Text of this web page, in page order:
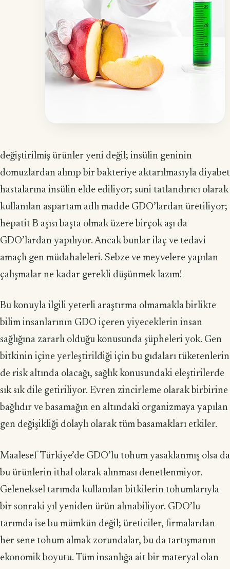
değiştirilmiş ürünler yeni değil; insülin geninin
domuzlardan alınıp bir bakteriye aktarılmasıyla diyabet
hastalarına insülin elde ediliyor; suni tatlandırıcı olarak
kullanılan aspartam adlı madde GDO’lardan üreti­liyor;
hepatit B aşısı başta olmak üzere birçok aşı da
GDO’lardan yapılıyor. Ancak bunlar ilaç ve tedavi
amaçlı gen müdahaleleri. Sebze ve meyvelere yapılan
çalışmalar ne kadar gerekli düşünmek lazım!
Bu konuyla ilgili yeterli araştırma olmamakla birlikte
bilim insanlarının GDO içeren yiyeceklerin insan
sağlığına zararlı olduğu konusunda şüphe­leri yok. Gen
bitkinin içine yerleştirildiği için bu gıdaları tüketenlerin
de risk al­tında olacağı, sağlık konusundaki eleştirilerde
sık sık dile getiriliyor. Evren zincirleme olarak birbirine
bağlıdır ve basamağın en altındaki organizmaya yapılan
gen değişikliği dolaylı olarak tüm basamakları etkiler.
Maalesef Türkiye’de GDO’lu tohum yasaklanmış olsa da
bu ürünlerin ithal olarak alınması denetlenmiyor.
Geleneksel tarımda kullanılan bitkile­rin tohumlarıyla
bir sonraki yıl yeniden ürün alınabiliyor. GDO’lu
tarımda ise bu mümkün değil; üreticiler, firmalardan
her sene tohum almak zorun­dalar, bu da tartışmanın
ekonomik boyutu. Tüm insanlığa ait bir materyal olan